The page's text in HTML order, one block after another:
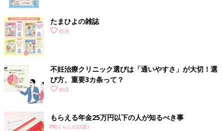
たまひよの雑誌
妊活
不妊治療クリニック選びは「通いやすさ」が大切！選
び方、重要3カ条って？
妊活
もらえる年金25万円以下の人が知るべき事
PR(くらしの話題)